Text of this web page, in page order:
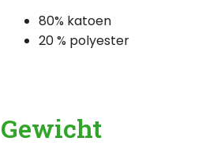
80% katoen
20 % polyester
Gewicht